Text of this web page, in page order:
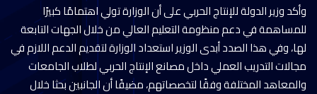
وأكد وزير الدولة للإنتاج الحربي على أن الوزارة تولي اهتمامًا كبيرًا
للمساهمة في دعم منظومة التعليم العالي من خلال الجهات التابعة
لها، وفي هذا الصدد أبدى الوزير استعداد الوزارة لتقديم الدعم اللازم في
مجالات التدريب العملي داخل مصانع الإنتاج الحربي لطلاب الجامعات
والمعاهد المختلفة وفقًا لتخصصاتهم، مضيفًا أن الجانبين بحثا خلال